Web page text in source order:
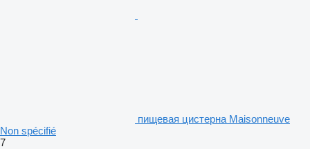
пищевая цистерна Maisonneuve
Non spécifié
7